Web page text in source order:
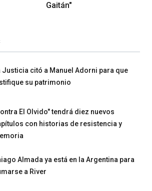
Gaitán"
Justicia citó a Manuel Adorni para que
su patrimonio
El Olvido" tendrá diez nuevos
con historias de resistencia y
Almada ya está en la Argentina para
a River